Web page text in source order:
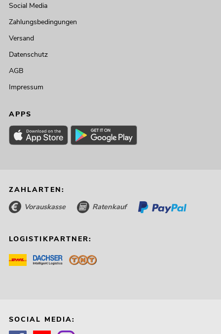
Social Media
Zahlungsbedingungen
Versand
Datenschutz
AGB
Impressum
APPS
ZAHLARTEN:
Vorauskasse Ratenkauf
LOGISTIKPARTNER:
SOCIAL MEDIA: